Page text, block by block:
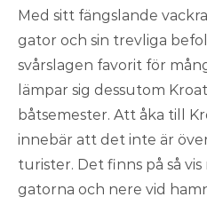
Med sitt fängslande
gator och sin trevliga
svårslagen favorit för
lämpar sig dessutom
båtsemester. Att åka till
innebär att det inte är
turister. Det finns på så
gatorna och nere vid